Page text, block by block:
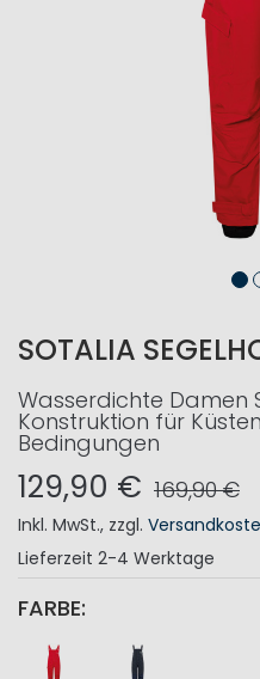
SOTALIA
Wasserdichte Damen
Konstruktion für
Bedingungen
129,90 € 169,90 €
Inkl. MwSt., zzgl.
Lieferzeit 2-4 Werktage
FARBE